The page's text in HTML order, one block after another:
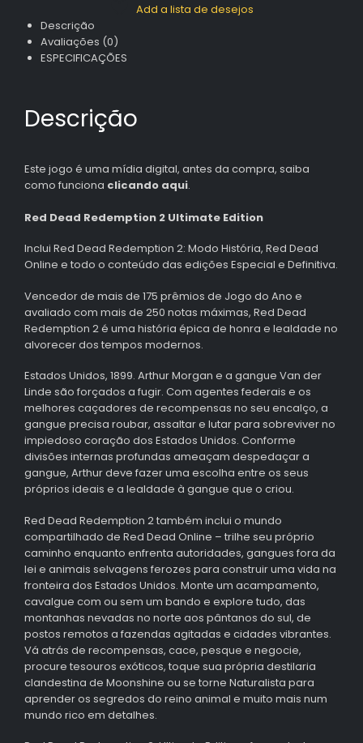
Add a lista de desejos
Descrição
Avaliações (0)
ESPECIFICAÇÕES
Descrição
Este jogo é uma mídia digital, antes da compra, saiba
como funciona clicando aqui.
Red Dead Redemption 2 Ultimate Edition
Inclui Red Dead Redemption 2: Modo História, Red Dead
Online e todo o conteúdo das edições Especial e Definitiva.
Vencedor de mais de 175 prêmios de Jogo do Ano e
avaliado com mais de 250 notas máximas, Red Dead
Redemption 2 é uma história épica de honra e lealdade no
alvorecer dos tempos modernos.
Estados Unidos, 1899. Arthur Morgan e a gangue Van der
Linde são forçados a fugir. Com agentes federais e os
melhores caçadores de recompensas no seu encalço, a
gangue precisa roubar, assaltar e lutar para sobreviver no
impiedoso coração dos Estados Unidos. Conforme
divisões internas profundas ameaçam despedaçar a
gangue, Arthur deve fazer uma escolha entre os seus
próprios ideais e a lealdade à gangue que o criou.
Red Dead Redemption 2 também inclui o mundo
compartilhado de Red Dead Online – trilhe seu próprio
caminho enquanto enfrenta autoridades, gangues fora da
lei e animais selvagens ferozes para construir uma vida na
fronteira dos Estados Unidos. Monte um acampamento,
cavalgue com ou sem um bando e explore tudo, das
montanhas nevadas no norte aos pântanos do sul, de
postos remotos a fazendas agitadas e cidades vibrantes.
Vá atrás de recompensas, cace, pesque e negocie,
procure tesouros exóticos, toque sua própria destilaria
clandestina de Moonshine ou se torne Naturalista para
aprender os segredos do reino animal e muito mais num
mundo rico em detalhes.